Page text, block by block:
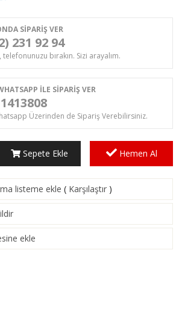
SİPARİŞ VER
231 92 94
telefonunuzu bırakın. Sizi arayalım.
İLE SİPARİŞ VER
Üzerinden de Sipariş Verebilirsiniz.
Sepete Ekle Hemen Al
listeme ekle ( Karşılaştır )
ekle